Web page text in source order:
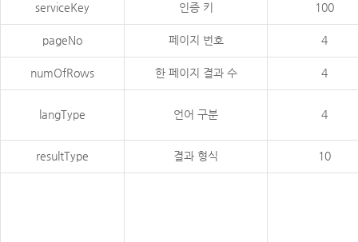
serviceKey 인증 키 100
pageNo 페이지 번호 4
numOfRows 한 페이지 결과 수 4
langType 언어 구분 4
resultType 결과 형식 10